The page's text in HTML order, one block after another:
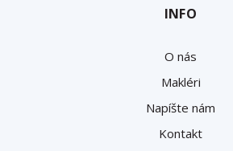
INFO
O nás
Makléri
Napíšte nám
Kontakt